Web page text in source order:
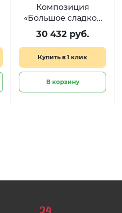
Композиция
«Большое сладкое
сердце» из Raffaello
и Ferrero
30 432 руб.
Купить в 1 клик
В корзину